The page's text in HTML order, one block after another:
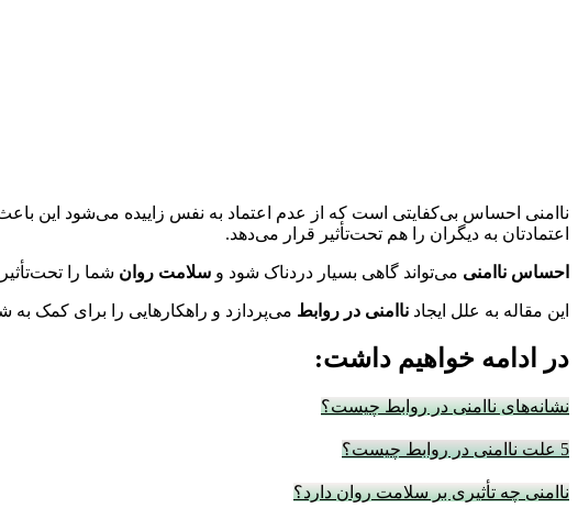
ناامنی احساس بی‌کفایتی است که از عدم اعتماد به نفس زاییده می‌شود این
اعتمادتان به دیگران را هم تحت‌تأثیر قرار می‌دهد.
احساس ناامنی می‌تواند گاهی بسیار دردناک شود و سلامت روان شما را
این مقاله به علل ایجاد ناامنی در روابط می‌پردازد و راهکارهایی را برای کمک به
در ادامه خواهیم داشت:
نشانه‌های ناامنی در روابط چیست؟
5 علت ناامنی در روابط چیست؟
ناامنی چه تأثیری بر سلامت روان دارد؟